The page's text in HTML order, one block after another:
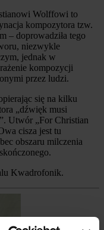
Wolffowi to
kompozytora tzw.
– doprowadziła tego
niezwykle
jednak w
kompozycji
przez ludzi.
się na kilku
„dźwięk musi
Utwór „For Christian
cisza jest tu
obszaru milczenia
Kwadrofonik.